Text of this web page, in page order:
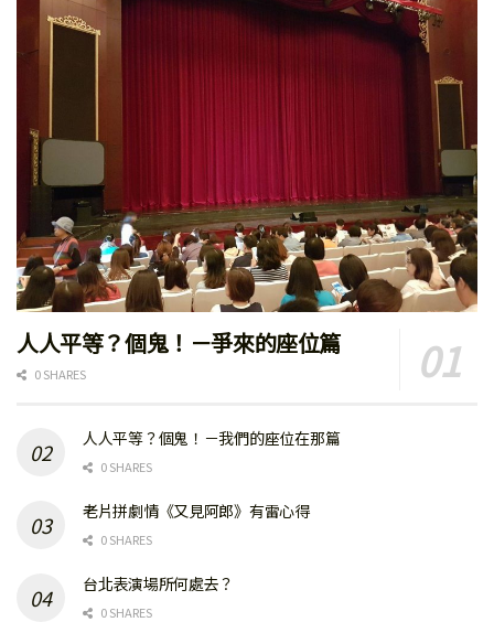
人人平等？個鬼！－爭來的座位篇
0 SHARES
人人平等？個鬼！－我們的座位在那篇
0 SHARES
老片拼劇情《又見阿郎》有雷心得
0 SHARES
台北表演場所何處去？
0 SHARES